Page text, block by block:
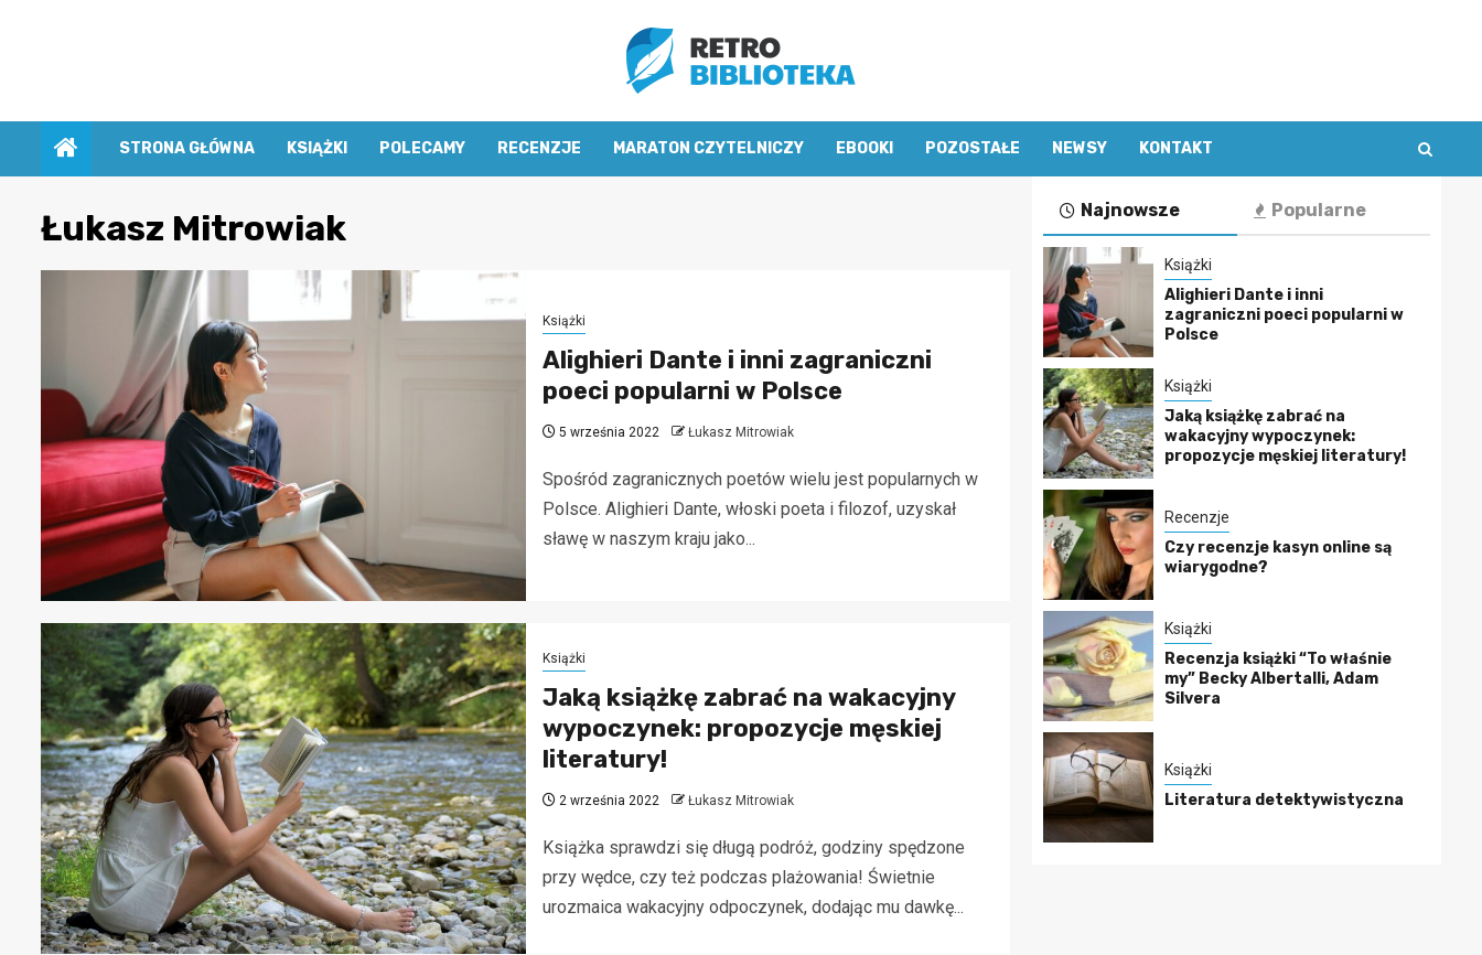
STRONA GŁÓWNA KSIĄŻKI POLECAMY RECENZJE MARATON CZYTELNICZY EBOOKI POZOSTAŁE NEWSY KONTAKT
Łukasz Mitrowiak
Książki
Alighieri Dante i inni zagraniczni
poeci popularni w Polsce
5 września 2022 Łukasz Mitrowiak
Spośród zagranicznych poetów wielu jest popularnych w
Polsce. Alighieri Dante, włoski poeta i filozof, uzyskał
sławę w naszym kraju jako...
Książki
Jaką książkę zabrać na wakacyjny
wypoczynek: propozycje męskiej
literatury!
2 września 2022 Łukasz Mitrowiak
Książka sprawdzi się długą podróż, godziny spędzone
przy wędce, czy też podczas plażowania! Świetnie
urozmaica wakacyjny odpoczynek, dodając mu dawkę...
Najnowsze Popularne
Książki
Alighieri Dante i inni
zagraniczni poeci popularni w
Polsce
Książki
Jaką książkę zabrać na
wakacyjny wypoczynek:
propozycje męskiej literatury!
Recenzje
Czy recenzje kasyn online są
wiarygodne?
Książki
Recenzja książki “To właśnie
my” Becky Albertalli, Adam
Silvera
Książki
Literatura detektywistyczna